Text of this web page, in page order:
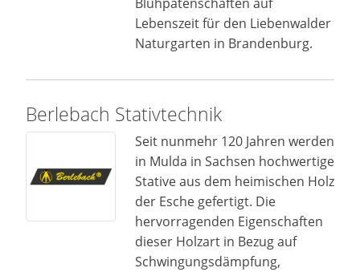
Lebenszeit für den Liebenwalder
Naturgarten in Brandenburg.
Berlebach Stativtechnik
Seit nunmehr 120 Jahren werden
in Mulda in Sachsen hochwertige
Stative aus dem heimischen Holz
der Esche gefertigt. Die
hervorragenden Eigenschaften
dieser Holzart in Bezug auf
Schwingungsdämpfung,